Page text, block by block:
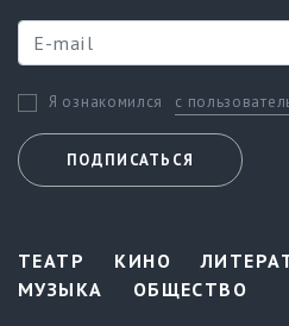
Я ознакомился с
ПОДПИСАТЬСЯ
ТЕАТР КИНО
МУЗЫКА
ОБЩЕСТВО